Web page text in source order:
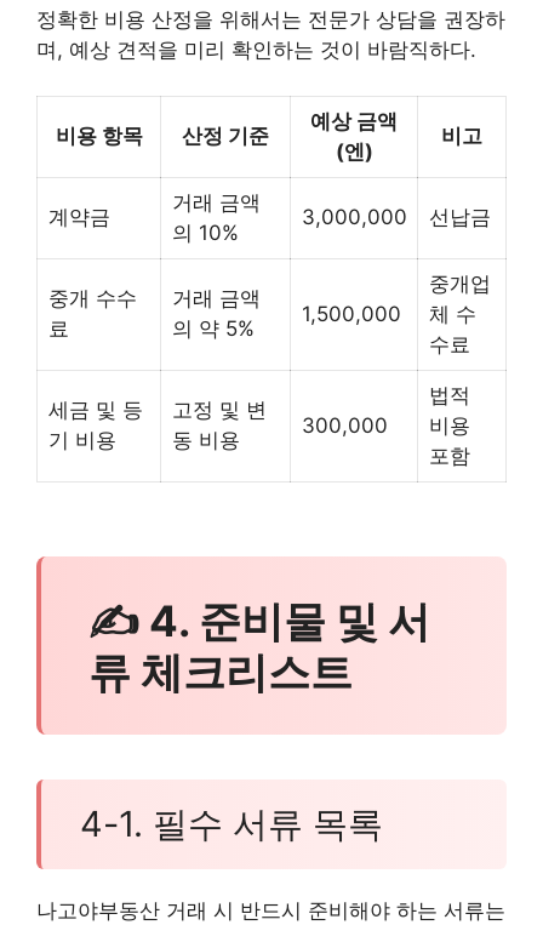
정확한 비용 산정을 위해서는 전문가 상담을 권장하
며, 예상 견적을 미리 확인하는 것이 바람직하다.
비용 항목 산정 기준
예상 금액
(엔)
비고
계약금
거래 금액
의 10%
3,000,000 선납금
중개 수수
료
거래 금액
의 약 5%
1,500,000
중개업
체 수
수료
세금 및 등
기 비용
고정 및 변
동 비용
300,000
법적
비용
포함
✍ 4. 준비물 및 서
류 체크리스트
4-1. 필수 서류 목록
나고야부동산 거래 시 반드시 준비해야 하는 서류는